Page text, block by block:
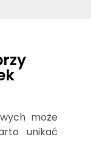
może
unikać